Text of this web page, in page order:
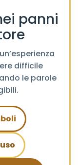
panni
difficile
le parole